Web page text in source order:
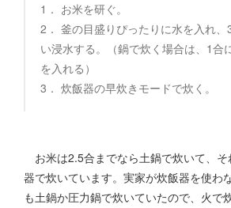
1． お米を研ぐ。
2． 釜の目盛りぴったりに水を入れ
い浸水する。（鍋で炊く場合は、1合
を入れる）
3． 炊飯器の早炊きモードで炊く。
お米は2.5合までなら土鍋で炊いて、そ
器で炊いています。実家が炊飯器を使わ
も土鍋か圧力鍋で炊いていたので、火で